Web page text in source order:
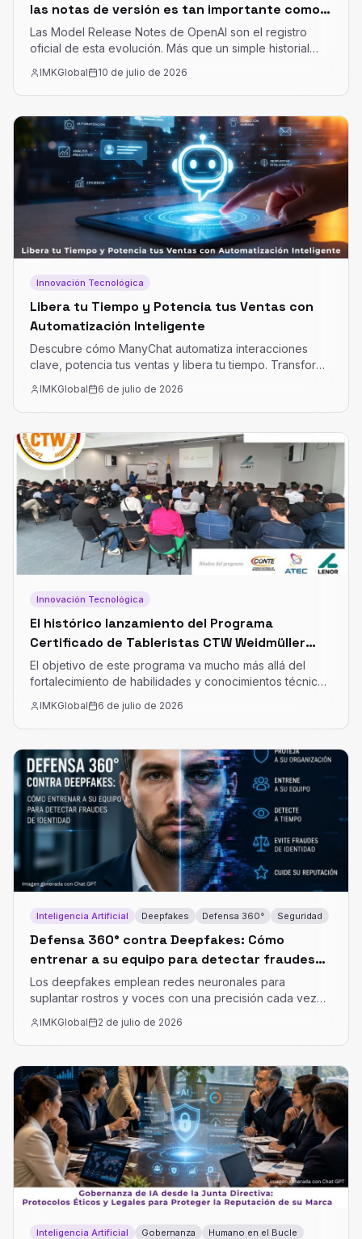
las notas de versión es tan importante como
usar la IA
Las Model Release Notes de OpenAI son el registro
oficial de esta evolución. Más que un simple historial
comprender cómo cambian con el tiempo las
capacidades, limitaciones y comportamientos de los
IMKGlobal 10 de julio de 2026
Innovación Tecnológica
Libera tu Tiempo y Potencia tus Ventas con
Automatización Inteligente
Descubre cómo ManyChat automatiza interacciones
clave, potencia tus ventas y libera tu tiempo. Transforma
IMKGlobal 6 de julio de 2026
Innovación Tecnológica
El histórico lanzamiento del Programa
Certificado de Tableristas CTW Weidmüller
Colombia
El objetivo de este programa va mucho más allá del
fortalecimiento de habilidades y conocimientos técnicos
los mejores del sector para consolidar un ecosistema
de alta ingeniería.
IMKGlobal 6 de julio de 2026
Inteligencia Artificial Deepfakes Defensa 360° Seguridad
Defensa 360° contra Deepfakes: Cómo
entrenar a su equipo para detectar fraudes
de identidad
Los deepfakes emplean redes neuronales para
suplantar rostros y voces con una precisión cada vez
representan un riesgo que va más allá de lo financiero,
abarcando el espionaje corporativo y el daño
IMKGlobal 2 de julio de 2026
Inteligencia Artificial Gobernanza
Humano en el Bucle